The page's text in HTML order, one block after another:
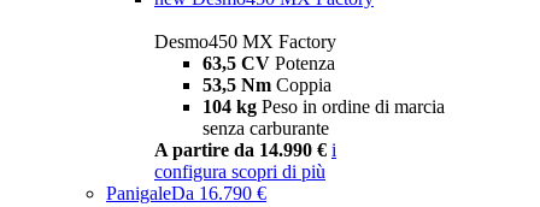
Desmo450 MX Factory
63,5 CV Potenza
53,5 Nm Coppia
104 kg Peso in ordine di marcia
senza carburante
A partire da 14.990 € i
configura scopri di più
PanigaleDa 16.790 €